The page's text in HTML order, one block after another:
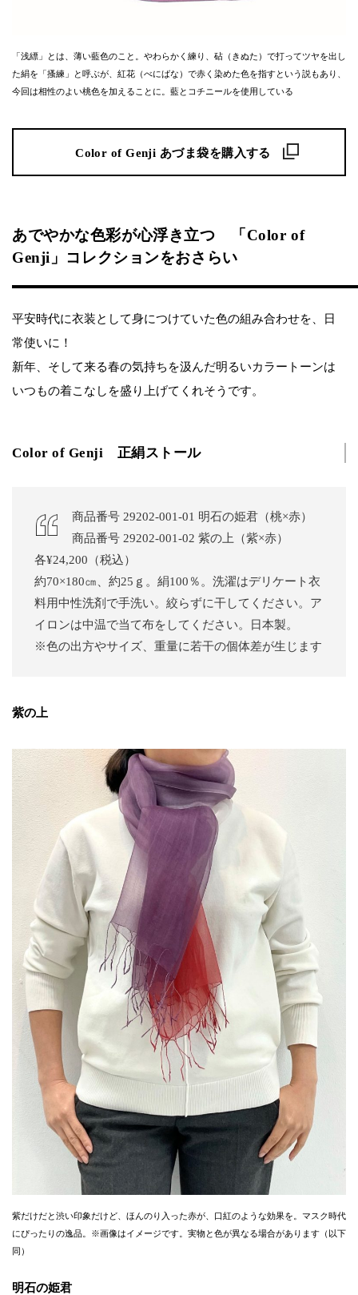
「浅縹」とは、薄い藍色のこと。やわらかく練り、砧（きぬた）で打ってツヤを出し
た絹を「搔練」と呼ぶが、紅花（べにばな）で赤く染めた色を指すという説もあり、
今回は相性のよい桃色を加えることに。藍とコチニールを使用している
Color of Genji あづま袋を購入する
あでやかな色彩が心浮き立つ 「Color of
Genji」コレクションをおさらい
平安時代に衣装として身につけていた色の組み合わせを、日
常使いに！
新年、そして来る春の気持ちを汲んだ明るいカラートーンは
いつもの着こなしを盛り上げてくれそうです。
Color of Genji 正絹ストール
商品番号 29202-001-01 明石の姫君（桃×赤）
商品番号 29202-001-02 紫の上（紫×赤）
各¥24,200（税込）
約70×180㎝、約25ｇ。絹100％。洗濯はデリケート衣
料用中性洗剤で手洗い。絞らずに干してください。ア
イロンは中温で当て布をしてください。日本製。
※色の出方やサイズ、重量に若干の個体差が生じます
紫の上
紫だけだと渋い印象だけど、ほんのり入った赤が、口紅のような効果を。マスク時代
にぴったりの逸品。※画像はイメージです。実物と色が異なる場合があります（以下
同）
明石の姫君